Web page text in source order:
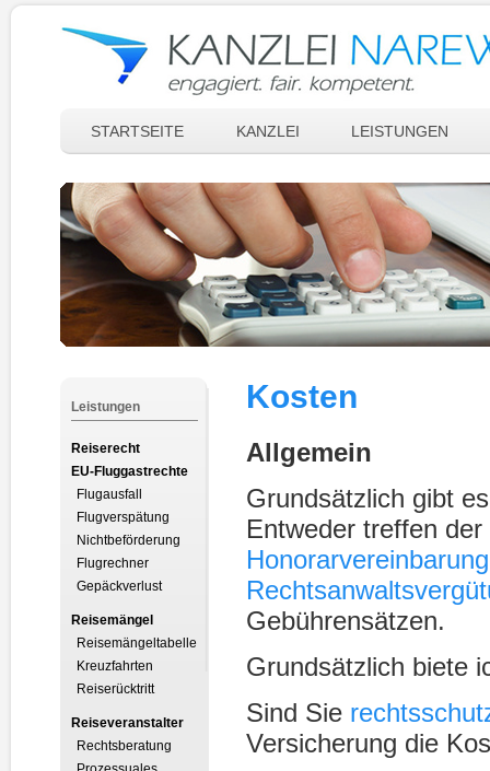
STARTSEITE KANZLEI LEISTUNGEN
Kosten
Allgemein
Grundsätzlich gibt
Entweder treffen
Honorarvereinbarung
Gebührensätzen.
Grundsätzlich biete
Sind Sie
Versicherung die
Leistungen
Reiserecht
EU-Fluggastrechte
Flugausfall
Flugverspätung
Nichtbeförderung
Flugrechner
Gepäckverlust
Reisemängel
Reisemängeltabelle
Kreuzfahrten
Reiserücktritt
Reiseveranstalter
Rechtsberatung